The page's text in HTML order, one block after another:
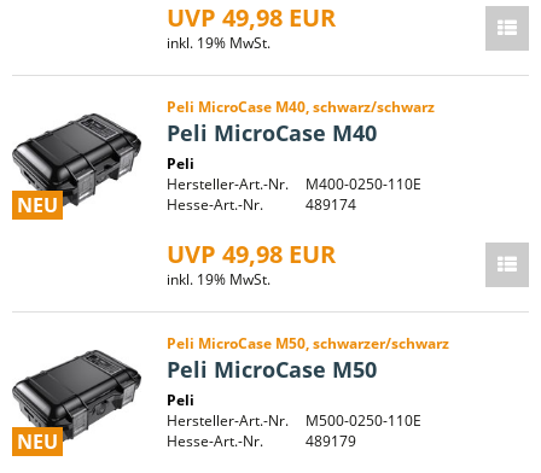
UVP 49,98 EUR
inkl. 19% MwSt.
NEU
Peli MicroCase M40, schwarz/schwarz
Peli MicroCase M40
Peli
Hersteller-Art.-Nr.
M400-0250-110E
Hesse-Art.-Nr.
489174
UVP 49,98 EUR
inkl. 19% MwSt.
NEU
Peli MicroCase M50, schwarzer/schwarz
Peli MicroCase M50
Peli
Hersteller-Art.-Nr.
M500-0250-110E
Hesse-Art.-Nr.
489179